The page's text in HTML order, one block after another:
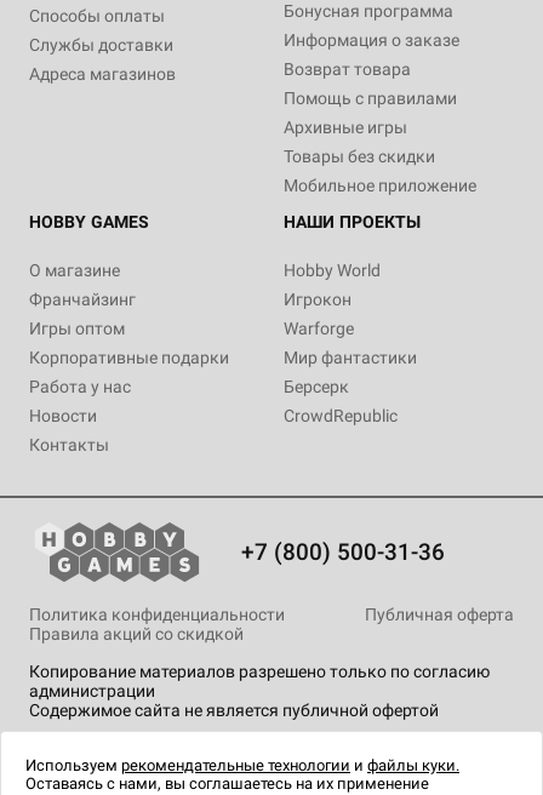
Способы оплаты
Службы доставки
Адреса магазинов
Бонусная программа
Информация о заказе
Возврат товара
Помощь с правилами
Архивные игры
Товары без скидки
Мобильное приложение
HOBBY GAMES
О магазине
Франчайзинг
Игры оптом
Корпоративные подарки
Работа у нас
Новости
Контакты
НАШИ ПРОЕКТЫ
Hobby World
Игрокон
Warforge
Мир фантастики
Берсерк
CrowdRepublic
+7 (800) 500-31-36
Копирование материалов разрешено только по согласию
администрации
Содержимое сайта не является публичной офертой
Политика конфиденциальности
Публичная оферта
Правила акций со скидкой
технологии.
Используем рекомендательные технологии и файлы куки.
Оставаясь с нами, вы соглашаетесь на их применение